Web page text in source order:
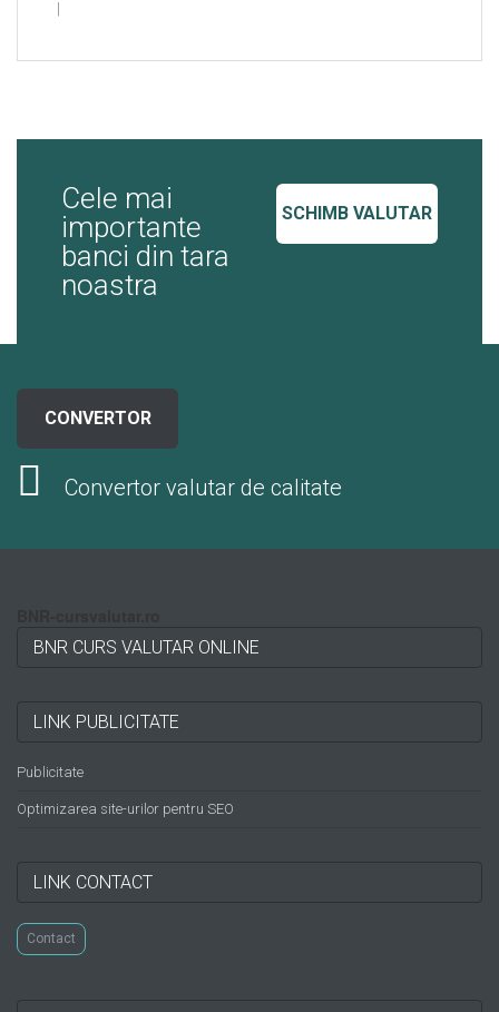
|
SCHIMB VALUTAR
Cele mai
importante
banci din tara
noastra
CONVERTOR
Convertor valutar de calitate
BNR CURS VALUTAR ONLINE
LINK PUBLICITATE
Publicitate
Optimizarea site-urilor pentru SEO
LINK CONTACT
Contact